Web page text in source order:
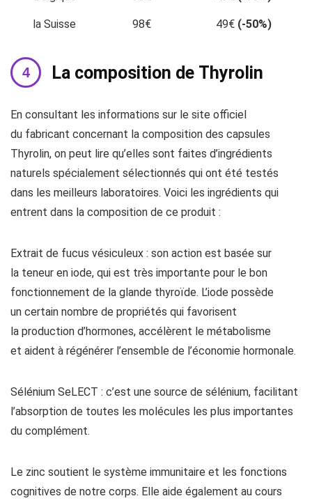
la Suisse 98€ 49€ (-50%)
La composition de Thyrolin
En consultant les informations sur le site officiel
du fabricant concernant la composition des capsules
Thyrolin, on peut lire qu’elles sont faites d’ingrédients
naturels spécialement sélectionnés qui ont été testés
dans les meilleurs laboratoires. Voici les ingrédients qui
entrent dans la composition de ce produit :
Extrait de fucus vésiculeux : son action est basée sur
la teneur en iode, qui est très importante pour le bon
fonctionnement de la glande thyroïde. L’iode possède
un certain nombre de propriétés qui favorisent
la production d’hormones, accélèrent le métabolisme
et aident à régénérer l’ensemble de l’économie hormonale.
Sélénium SeLECT : c’est une source de sélénium, facilitant
l’absorption de toutes les molécules les plus importantes
du complément.
Le zinc soutient le système immunitaire et les fonctions
cognitives de notre corps. Elle aide également au cours